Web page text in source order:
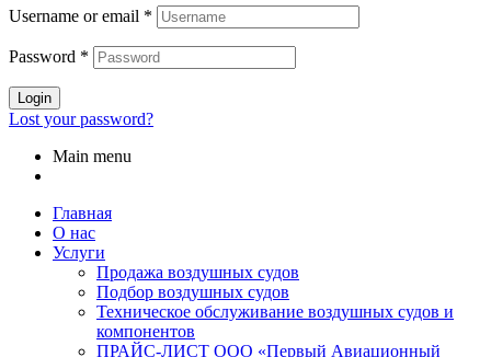
Username or email *
Password *
Login
Lost your password?
Main menu
Главная
О нас
Услуги
Продажа воздушных судов
Подбор воздушных судов
Техническое обслуживание воздушных судов и
компонентов
ПРАЙС-ЛИСТ ООО «Первый Авиационный